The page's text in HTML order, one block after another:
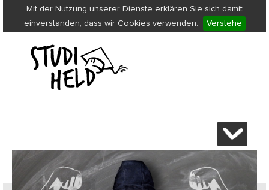
Mit der Nutzung unserer Dienste erklären Sie sich damit
einverstanden, dass wir Cookies verwenden.
Verstehe